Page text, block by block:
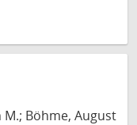
M.; Böhme, August